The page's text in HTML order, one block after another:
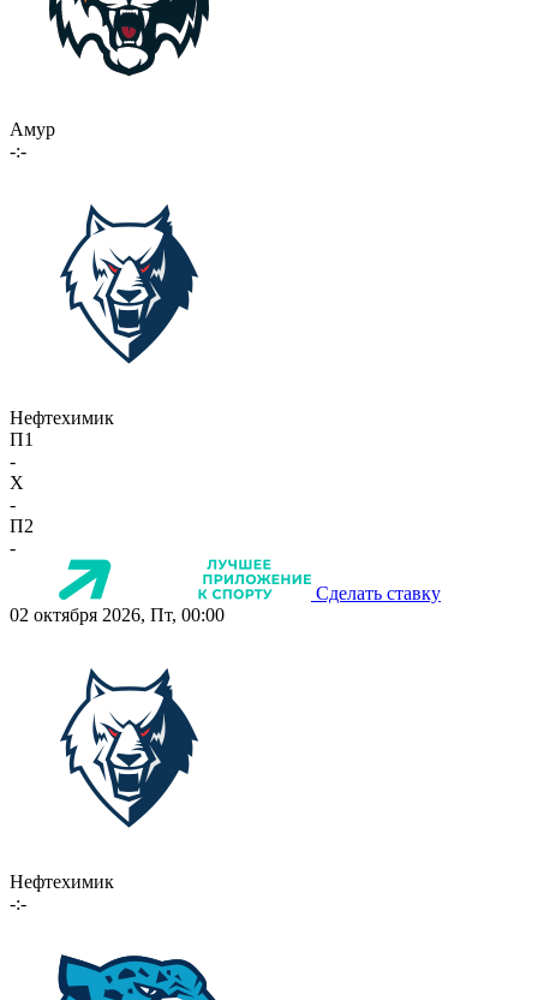
Амур
-:-
Нефтехимик
П1
-
X
-
П2
-
Сделать ставку
02 октября 2026, Пт, 00:00
Нефтехимик
-:-